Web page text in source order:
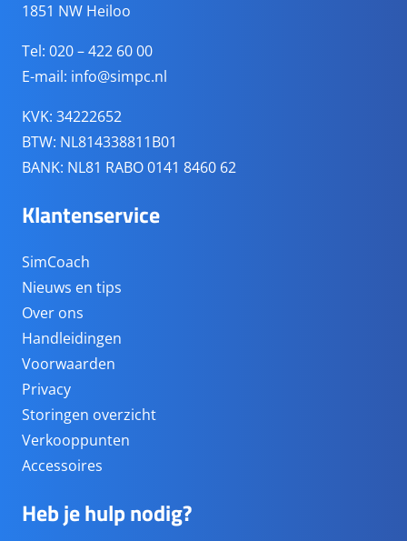
1851 NW Heiloo
Tel: 020 – 422 60 00
E-mail: info@simpc.nl
KVK: 34222652
BTW: NL814338811B01
BANK: NL81 RABO 0141 8460 62
Klantenservice
SimCoach
Nieuws en tips
Over ons
Handleidingen
Voorwaarden
Privacy
Storingen overzicht
Verkooppunten
Accessoires
Heb je hulp nodig?